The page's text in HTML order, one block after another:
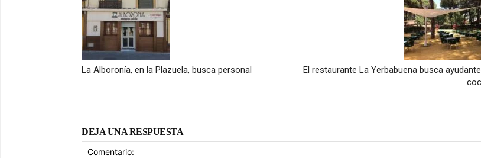
La Alboronía, en la Plazuela, busca personal
El restaurante La Yerbabuena busca
DEJA UNA RESPUESTA